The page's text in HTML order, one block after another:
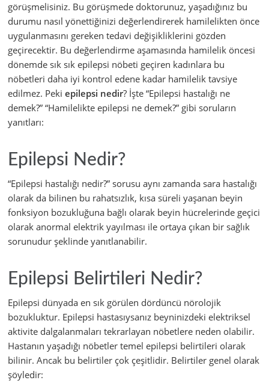
görüşmelisiniz. Bu görüşmede doktorunuz, yaşadığınız bu
durumu nasıl yönettiğinizi değerlendirerek hamilelikten önce
uygulanmasını gereken tedavi değişikliklerini gözden
geçirecektir. Bu değerlendirme aşamasında hamilelik öncesi
dönemde sık sık epilepsi nöbeti geçiren kadınlara bu
nöbetleri daha iyi kontrol edene kadar hamilelik tavsiye
edilmez. Peki epilepsi nedir? İşte “Epilepsi hastalığı ne
demek?” “Hamilelikte epilepsi ne demek?” gibi soruların
yanıtları:
Epilepsi Nedir?
“Epilepsi hastalığı nedir?” sorusu aynı zamanda sara hastalığı
olarak da bilinen bu rahatsızlık, kısa süreli yaşanan beyin
fonksiyon bozukluğuna bağlı olarak beyin hücrelerinde geçici
olarak anormal elektrik yayılması ile ortaya çıkan bir sağlık
sorunudur şeklinde yanıtlanabilir.
Epilepsi Belirtileri Nedir?
Epilepsi dünyada en sık görülen dördüncü nörolojik
bozukluktur. Epilepsi hastasıysanız beyninizdeki elektriksel
aktivite dalgalanmaları tekrarlayan nöbetlere neden olabilir.
Hastanın yaşadığı nöbetler temel epilepsi belirtileri olarak
bilinir. Ancak bu belirtiler çok çeşitlidir. Belirtiler genel olarak
şöyledir: